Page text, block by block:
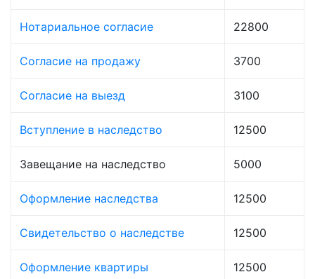
Нотариальное согласие 22800
Согласие на продажу 3700
Согласие на выезд 3100
Вступление в наследство 12500
Завещание на наследство 5000
Оформление наследства 12500
Свидетельство о наследстве 12500
Оформление квартиры 12500